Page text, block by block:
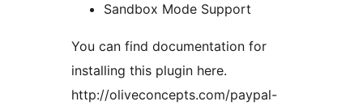
Sandbox Mode Support
You can find documentation for
installing this plugin here.
http://oliveconcepts.com/paypal-